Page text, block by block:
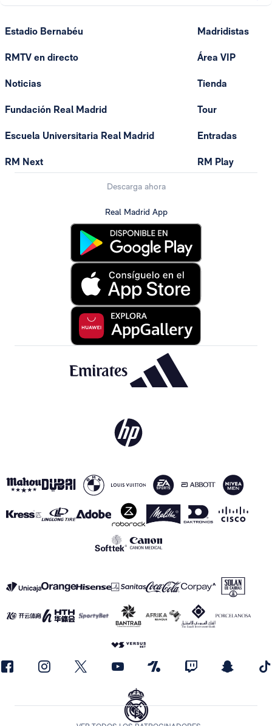
Estadio Bernabéu
RMTV en directo
Noticias
Fundación Real Madrid
Escuela Universitaria Real Madrid
RM Next
Madridistas
Área VIP
Tienda
Tour
Entradas
RM Play
Descarga ahora
Real Madrid App